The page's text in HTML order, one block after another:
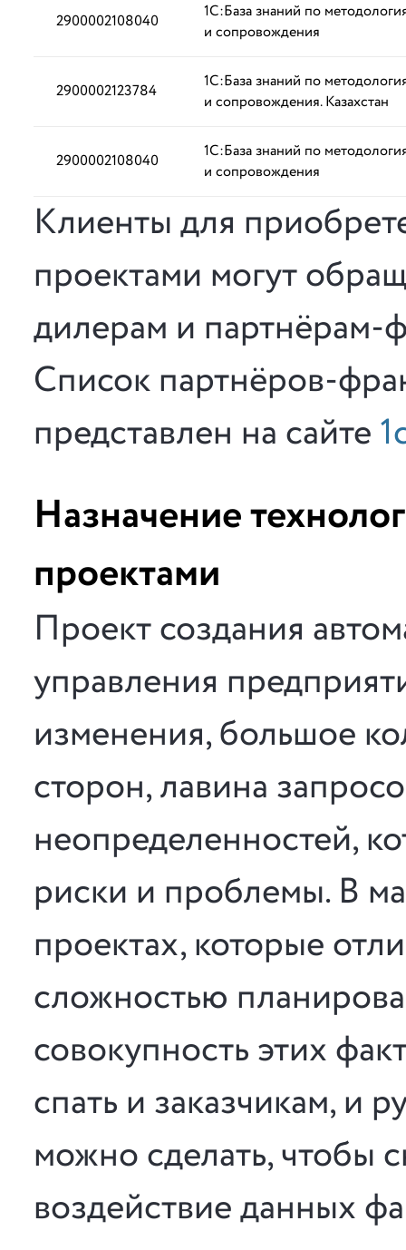
2900002108040
1С:База знаний по
и сопровождения
2900002123784
1С:База знаний по
и сопровождения. Казахстан
2900002108040
1С:База знаний по
и сопровождения
Клиенты для
проектами могут
дилерам и партнёрам-
Список партнёров-
представлен на сайте
Назначение
проектами
Проект создания
управления
изменения, большое
сторон, лавина
неопределенностей,
риски и проблемы. В
проектах, которые
сложностью
совокупность этих
спать и заказчикам, и
можно сделать, чтобы
воздействие данных